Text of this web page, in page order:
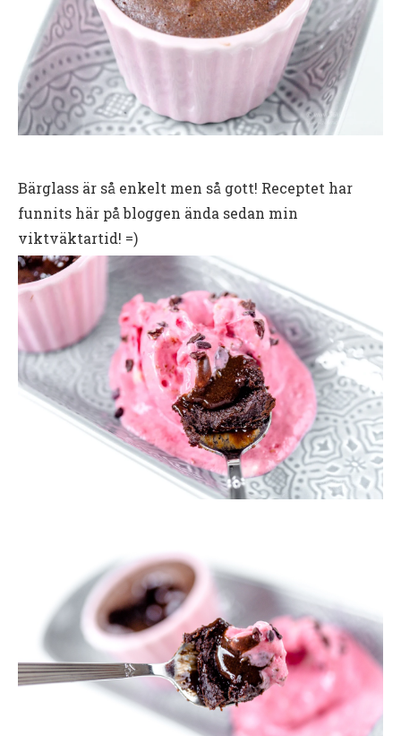
Bärglass är så enkelt men så gott! Receptet har
funnits här på bloggen ända sedan min
viktväktartid! =)